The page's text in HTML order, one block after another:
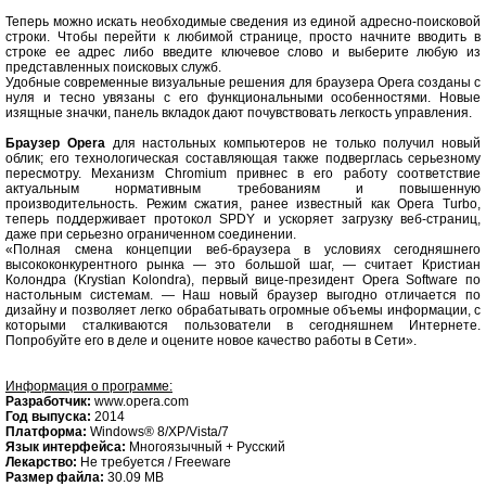
Теперь можно искать необходимые сведения из единой адресно-поисковой
строки. Чтобы перейти к любимой странице, просто начните вводить в
строке ее адрес либо введите ключевое слово и выберите любую из
представленных поисковых служб.
Удобные современные визуальные решения для браузера Opera созданы с
нуля и тесно увязаны с его функциональными особенностями. Новые
изящные значки, панель вкладок дают почувствовать легкость управления.
Браузер Operaдля настольных компьютеров не только получил новый
облик; его технологическая составляющая также подверглась серьезному
пересмотру. Механизм Chromium привнес в его работу соответствие
актуальным нормативным требованиям и повышенную
производительность. Режим сжатия, ранее известный как Opera Turbo,
теперь поддерживает протокол SPDY и ускоряет загрузку веб-страниц,
даже при серьезно ограниченном соединении.
«Полная смена концепции веб-браузера в условиях сегодняшнего
высококонкурентного рынка — это большой шаг, — считает Кристиан
Колондра (Krystian Kolondra), первый вице-президент Opera Software по
настольным системам. — Наш новый браузер выгодно отличается по
дизайну и позволяет легко обрабатывать огромные объемы информации, с
которыми сталкиваются пользователи в сегодняшнем Интернете.
Попробуйте его в деле и оцените новое качество работы в Сети».
Информация о программе:
Разработчик: www.opera.com
Год выпуска: 2014
Платформа: Windows® 8/XP/Vista/7
Язык интерфейса: Многоязычный + Русский
Лекарство: Не требуется / Freeware
Размер файла: 30.09 MB